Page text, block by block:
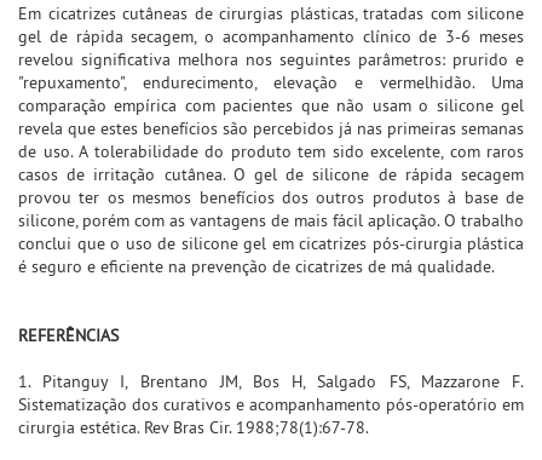
Em cicatrizes cutâneas de cirurgias plásticas, tratadas com silicone
gel de rápida secagem, o acompanhamento clínico de 3-6 meses
revelou significativa melhora nos seguintes parâmetros: prurido e
"repuxamento", endurecimento, elevação e vermelhidão. Uma
comparação empírica com pacientes que não usam o silicone gel
revela que estes benefícios são percebidos já nas primeiras semanas
de uso. A tolerabilidade do produto tem sido excelente, com raros
casos de irritação cutânea. O gel de silicone de rápida secagem
provou ter os mesmos benefícios dos outros produtos à base de
silicone, porém com as vantagens de mais fácil aplicação. O trabalho
conclui que o uso de silicone gel em cicatrizes pós-cirurgia plástica
é seguro e eficiente na prevenção de cicatrizes de má qualidade.
REFERÊNCIAS
1. Pitanguy I, Brentano JM, Bos H, Salgado FS, Mazzarone F.
Sistematização dos curativos e acompanhamento pós-operatório em
cirurgia estética. Rev Bras Cir. 1988;78(1):67-78.